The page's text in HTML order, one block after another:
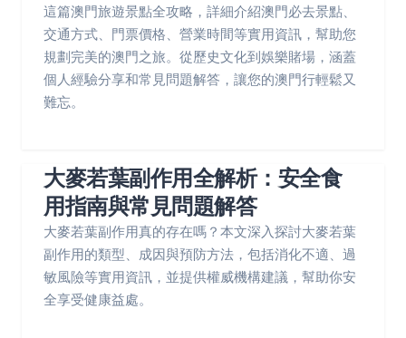
這篇澳門旅遊景點全攻略，詳細介紹澳門必去景點、
交通方式、門票價格、營業時間等實用資訊，幫助您
規劃完美的澳門之旅。從歷史文化到娛樂賭場，涵蓋
個人經驗分享和常見問題解答，讓您的澳門行輕鬆又
難忘。
大麥若葉副作用全解析：安全食
用指南與常見問題解答
大麥若葉副作用真的存在嗎？本文深入探討大麥若葉
副作用的類型、成因與預防方法，包括消化不適、過
敏風險等實用資訊，並提供權威機構建議，幫助你安
全享受健康益處。